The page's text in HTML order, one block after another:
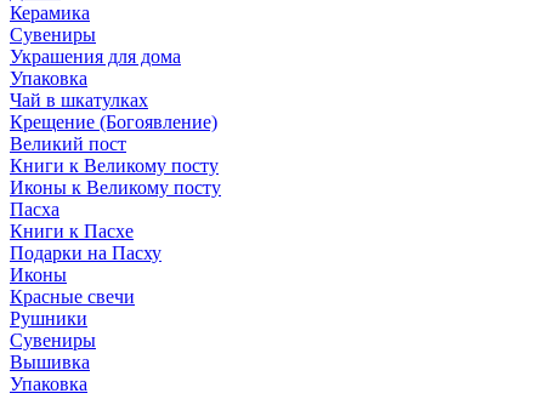
Керамика
Сувениры
Украшения для дома
Упаковка
Чай в шкатулках
Крещение (Богоявление)
Великий пост
Книги к Великому посту
Иконы к Великому посту
Пасха
Книги к Пасхе
Подарки на Пасху
Иконы
Красные свечи
Рушники
Сувениры
Вышивка
Упаковка